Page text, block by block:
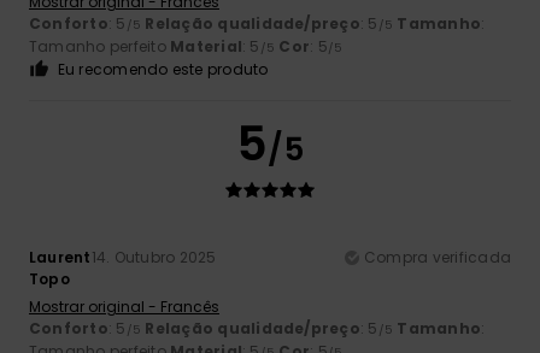
Conforto: 5 /5 Relação qualidade/preço: 5 /5 Tamanho:
Tamanho perfeito Material: 5 /5 Cor: 5/5
Eu recomendo este produto
5/5
Laurent14. Outubro 2025
Compra verificada
Topo
Mostrar original - Francês
Conforto: 5 /5 Relação qualidade/preço: 5 /5 Tamanho: